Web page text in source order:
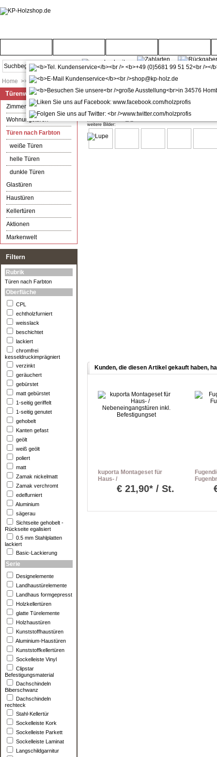
Home >> Türenwelt >> Türen nach Farbton
kuporta Alu-Kunststoff
weitere Bilder:
Kunden, die diesen Artikel gekauft haben,
kuporta Montageset für
Haus- /
Nebeneingangstüren inkl.
Befestigungset
€ 21,90* / St.
Türenwelt
Zimmertüren
Wohnungstüren
Türen nach Farbton
weiße Türen
helle Türen
dunkle Türen
Glastüren
Haustüren
Kellertüren
Aktionen
Markenwelt
Filtern
Rubrik
Türen nach Farbton
Oberfläche
CPL
echtholzfurniert
weisslack
beschichtet
lackiert
chromfrei
kesseldruckimprägniert
verzinkt
geräuchert
gebürstet
matt gebürstet
1-seitig geriffelt
1-seitig genutet
gehobelt
Kanten gefast
geölt
weiß geölt
poliert
matt
Zamak nickelmatt
Zamak verchromt
edelfurniert
Aluminium
sägerau
Sichtseite gehobelt -
Rückseite egalisiert
0.5 mm Stahlplatten
lackiert
Basic-Lackierung
Serie
Designelemente
Landhaustürelemente
Landhaus formgepresst
Holzkellertüren
glatte Türelemente
Holzhaustüren
Kunststoffhaustüren
Aluminium-Haustüren
Kunststoffkellertüren
Sockelleiste Vinyl
Clipstar
Befestigungsmaterial
Dachschindeln
Biberschwanz
Dachschindeln
rechteck
Stahl-Kellertür
Sockelleiste Kork
Sockelleiste Parkett
Sockelleiste Laminat
Langschildgarnitur